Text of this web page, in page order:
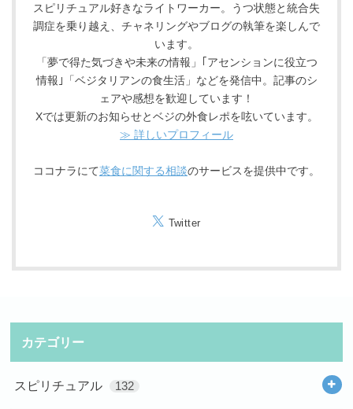
スピリチュアル好きなライトワーカー。うつ状態と統合失
調症を乗り越え、チャネリングやブログの執筆を楽しんで
います。
「夢で得た気づきや未来の情報」｢アセンションに役立つ
情報｣「ベジタリアンの食生活」などを発信中。記事のシ
ェアや感想を歓迎しています！
Xでは更新のお知らせとベジの外食レポを呟いています。
≫ 詳しいプロフィール
ココナラにて菜食に関する相談のサービスを提供中です。
Twitter
カテゴリー
スピリチュアル 132